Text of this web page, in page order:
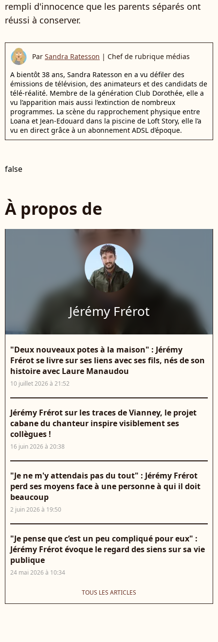
rempli d'innocence que les parents séparés ont
réussi à conserver.
Par Sandra Ratesson | Chef de rubrique médias
A bientôt 38 ans, Sandra Ratesson en a vu défiler des
émissions de télévision, des animateurs et des candidats de
télé-réalité. Membre de la génération Club Dorothée, elle a
vu l’apparition mais aussi l’extinction de nombreux
programmes. La scène du rapprochement physique entre
Loana et Jean-Edouard dans la piscine de Loft Story, elle l’a
vu en direct grâce à un abonnement ADSL d’époque.
false
À propos de
Jérémy Frérot
"Deux nouveaux potes à la maison" : Jérémy
Frérot se livre sur ses liens avec ses fils, nés de son
histoire avec Laure Manaudou
10 juillet 2026 à 21:52
Jérémy Frérot sur les traces de Vianney, le projet
cabane du chanteur inspire visiblement ses
collègues !
16 juin 2026 à 20:38
"Je ne m'y attendais pas du tout" : Jérémy Frérot
perd ses moyens face à une personne à qui il doit
beaucoup
2 juin 2026 à 19:50
"Je pense que c’est un peu compliqué pour eux" :
Jérémy Frérot évoque le regard des siens sur sa vie
publique
24 mai 2026 à 10:34
TOUS LES ARTICLES